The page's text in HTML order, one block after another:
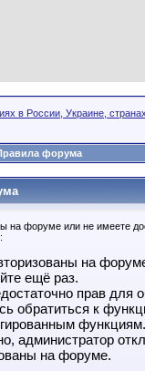
в России, Украине,
форума
на форуме или не имеете
на
ещё раз.
прав для
обратиться к
функциям.
администратор
на форуме.